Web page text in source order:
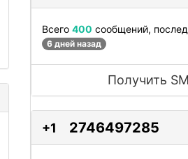
Всего 400 сообщений,
6 дней назад
Получить
+1 2746497285